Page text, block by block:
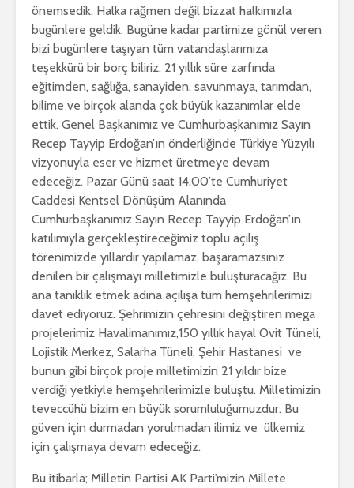
önemsedik. Halka rağmen değil bizzat halkımızla
bugünlere geldik. Bugüne kadar partimize gönül veren
bizi bugünlere taşıyan tüm vatandaşlarımıza
teşekkürü bir borç biliriz. 21 yıllık süre zarfında
eğitimden, sağlığa, sanayiden, savunmaya, tarımdan,
bilime ve birçok alanda çok büyük kazanımlar elde
ettik. Genel Başkanımız ve Cumhurbaşkanımız Sayın
Recep Tayyip Erdoğan’ın önderliğinde Türkiye Yüzyılı
vizyonuyla eser ve hizmet üretmeye devam
edeceğiz. Pazar Günü saat 14.00’te Cumhuriyet
Caddesi Kentsel Dönüşüm Alanında
Cumhurbaşkanımız Sayın Recep Tayyip Erdoğan’ın
katılımıyla gerçekleştireceğimiz toplu açılış
törenimizde yıllardır yapılamaz, başaramazsınız
denilen bir çalışmayı milletimizle buluşturacağız. Bu
ana tanıklık etmek adına açılışa tüm hemşehrilerimizi
davet ediyoruz. Şehrimizin çehresini değiştiren mega
projelerimiz Havalimanımız,150 yıllık hayal Ovit Tüneli,
Lojistik Merkez, Salarha Tüneli, Şehir Hastanesi ve
bunun gibi birçok proje milletimizin 21 yıldır bize
verdiği yetkiyle hemşehrilerimizle buluştu. Milletimizin
teveccühü bizim en büyük sorumluluğumuzdur. Bu
güven için durmadan yorulmadan ilimiz ve ülkemiz
için çalışmaya devam edeceğiz.
Bu itibarla; Milletin Partisi AK Parti’mizin Millete